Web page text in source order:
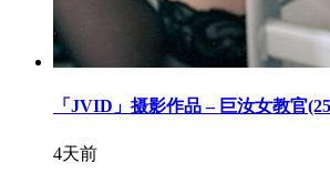
「JVID」摄影作品 – 巨汝女教官
4天前